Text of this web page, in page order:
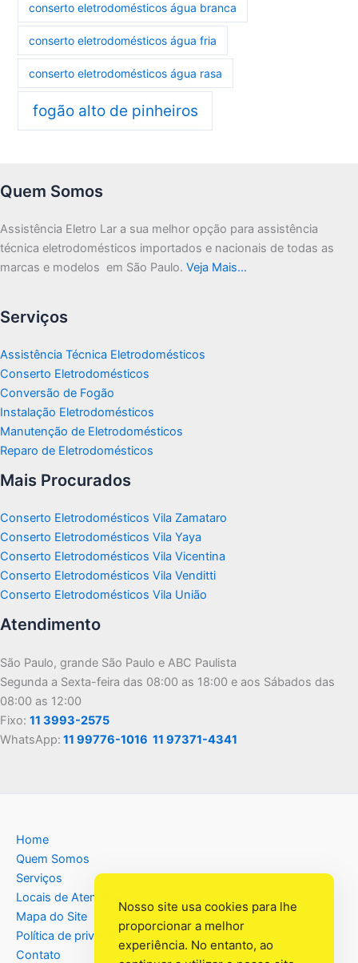
conserto eletrodomésticos água branca
conserto eletrodomésticos água fria
conserto eletrodomésticos água rasa
fogão alto de pinheiros
Quem Somos
Assistência Eletro Lar a sua melhor opção para assistência
técnica eletrodomésticos importados e nacionais de todas as
marcas e modelos em São Paulo. Veja Mais…
Serviços
Assistência Técnica Eletrodomésticos
Conserto Eletrodomésticos
Conversão de Fogão
Instalação Eletrodomésticos
Manutenção de Eletrodomésticos
Reparo de Eletrodomésticos
Mais Procurados
Conserto Eletrodomésticos Vila Zamataro
Conserto Eletrodomésticos Vila Yaya
Conserto Eletrodomésticos Vila Vicentina
Conserto Eletrodomésticos Vila Venditti
Conserto Eletrodomésticos Vila União
Atendimento
São Paulo, grande São Paulo e ABC Paulista
Segunda a Sexta-feira das 08:00 as 18:00 e aos Sábados das
08:00 as 12:00
Fixo: 11 3993-2575
WhatsApp: 11 99776-1016 11 97371-4341
Home
Quem Somos
Serviços
Locais de Atendimento
Mapa do Site
Política de privacidade
Contato
Nosso site usa cookies para lhe
proporcionar a melhor
experiência. No entanto, ao